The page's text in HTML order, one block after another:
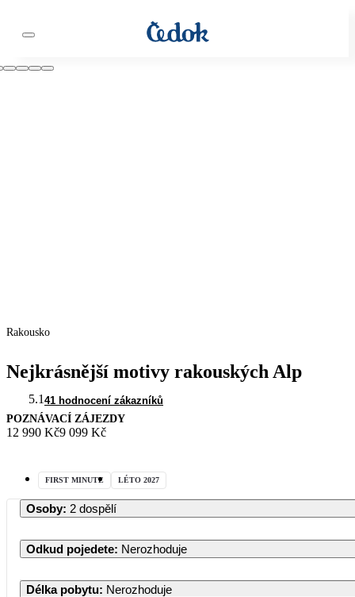
Rakousko
Nejkrásnější motivy rakouských Alp
5.1 41 hodnocení zákazníků
POZNÁVACÍ ZÁJEZDY
12 990 Kč9 099 Kč
FIRST MINUTE LÉTO 2027
Osoby: 2 dospělí
Odkud pojedete: Nerozhoduje
Délka pobytu: Nerozhoduje